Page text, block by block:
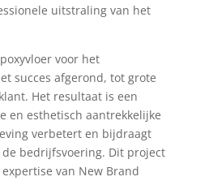
uitstraling van het
voor het
succes afgerond, tot grote
Het resultaat is een
en esthetisch aantrekkelijke
verbetert en bijdraagt
bedrijfsvoering. Dit project
van New Brand